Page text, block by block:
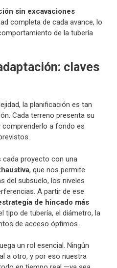
sin excavaciones
completa de cada avance, lo
de la tubería
claves
la planificación es tan
Cada terreno presenta su
comprenderlo a fondo es
cada proyecto con una
, que nos permite
del subsuelo, los niveles
A partir de ese
de hincado más
tipo de tubería, el diámetro, la
de acceso óptimos.
un rol esencial. Ningún
a otro, y por eso nuestra